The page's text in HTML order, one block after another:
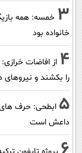
3 خمسه: همه
خانواده بود
4
را بکشند و نیرو‌های
5 ابطحی: حرف های
داعش است